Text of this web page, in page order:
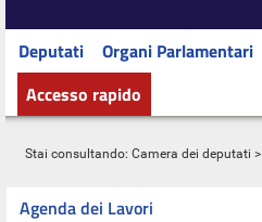
Deputati Organi Parlamentari
Accesso rapido
Stai consultando: Camera dei deputati >
Agenda dei Lavori